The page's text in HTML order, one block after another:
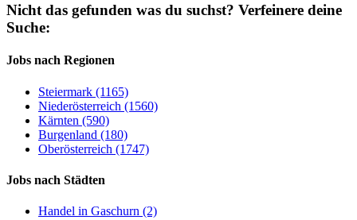
Nicht das gefunden was du suchst? Verfeinere deine
Suche:
Jobs nach Regionen
Steiermark (1165)
Niederösterreich (1560)
Kärnten (590)
Burgenland (180)
Oberösterreich (1747)
Jobs nach Städten
Handel in Gaschurn (2)